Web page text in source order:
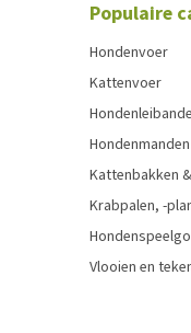
Populaire
Hondenvoer
Kattenvoer
Kattenbakken
Krabpalen, -
Vlooien en